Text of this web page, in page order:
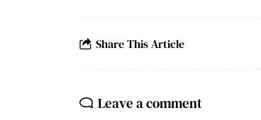
Share This Article
Leave a comment